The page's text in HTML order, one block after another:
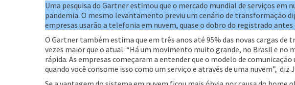
Uma pesquisa do Gartner estimou que o mercado mundial de serviços em
pandemia. O mesmo levantamento previu um cenário de transformação
empresas usarão a telefonia em nuvem, quase o dobro do registrado antes
O Gartner também estima que em três anos até 95% das novas cargas
vezes maior que o atual. “Há um movimento muito grande, no Brasil e no
rápida. As empresas começaram a entender que o modelo de
quando você consome isso como um serviço e através de uma nuvem”, diz